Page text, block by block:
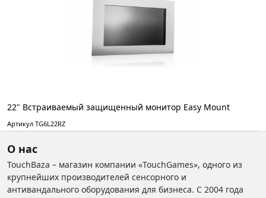
22" Встраиваемый защищенный монитор Easy Mount
Артикул TG6L22RZ
О нас
TouchBaza – магазин компании «TouchGames», одного из
крупнейших производителей сенсорного и
антивандального оборудования для бизнеса. С 2004 года